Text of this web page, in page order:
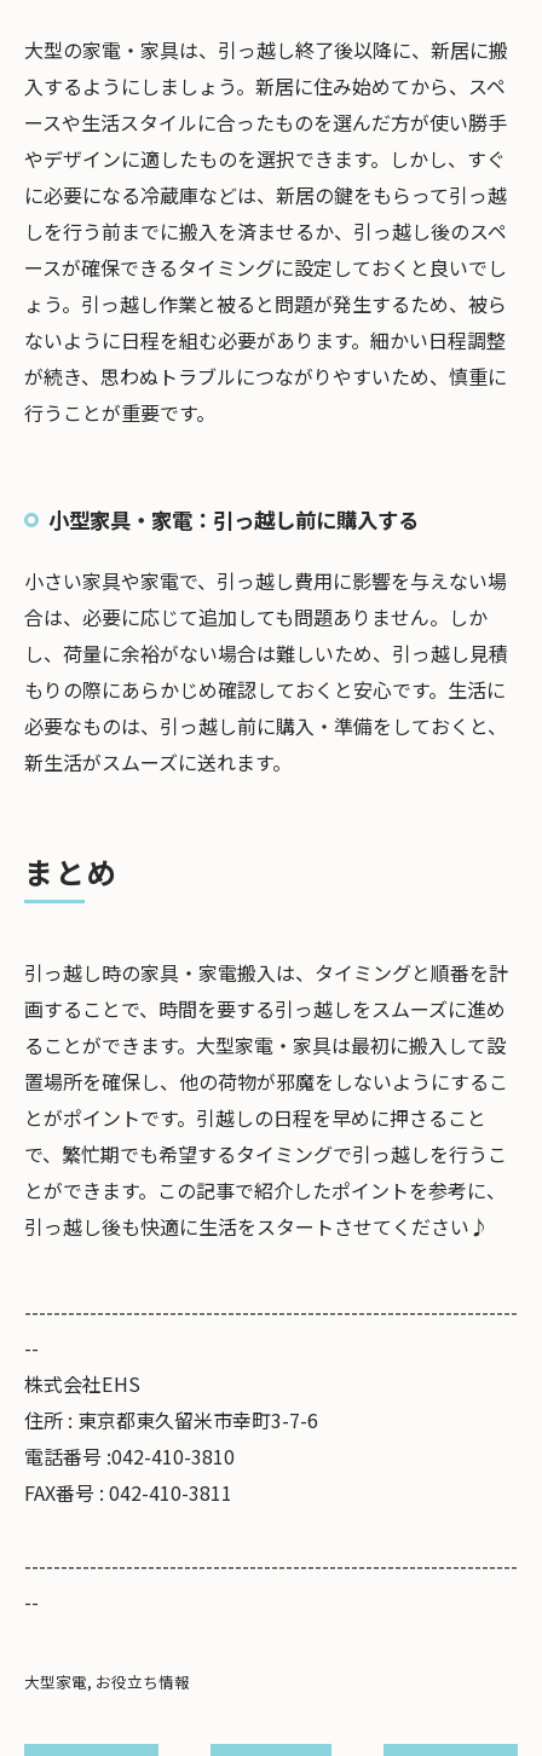
大型の家電・家具は、引っ越し終了後以降に、新居に搬
入するようにしましょう。新居に住み始めてから、スペ
ースや生活スタイルに合ったものを選んだ方が使い勝手
やデザインに適したものを選択できます。しかし、すぐ
に必要になる冷蔵庫などは、新居の鍵をもらって引っ越
しを行う前までに搬入を済ませるか、引っ越し後のスペ
ースが確保できるタイミングに設定しておくと良いでし
ょう。引っ越し作業と被ると問題が発生するため、被ら
ないように日程を組む必要があります。細かい日程調整
が続き、思わぬトラブルにつながりやすいため、慎重に
行うことが重要です。
小型家具・家電：引っ越し前に購入する
小さい家具や家電で、引っ越し費用に影響を与えない場
合は、必要に応じて追加しても問題ありません。しか
し、荷量に余裕がない場合は難しいため、引っ越し見積
もりの際にあらかじめ確認しておくと安心です。生活に
必要なものは、引っ越し前に購入・準備をしておくと、
新生活がスムーズに送れます。
まとめ
引っ越し時の家具・家電搬入は、タイミングと順番を計
画することで、時間を要する引っ越しをスムーズに進め
ることができます。大型家電・家具は最初に搬入して設
置場所を確保し、他の荷物が邪魔をしないようにするこ
とがポイントです。引越しの日程を早めに押さること
で、繁忙期でも希望するタイミングで引っ越しを行うこ
とができます。この記事で紹介したポイントを参考に、
引っ越し後も快適に生活をスタートさせてください♪
--------------------------------------------------------------------
--
株式会社EHS
住所 : 東京都東久留米市幸町3-7-6
電話番号 :042-410-3810
FAX番号 : 042-410-3811
--------------------------------------------------------------------
--
大型家電 お役立ち情報